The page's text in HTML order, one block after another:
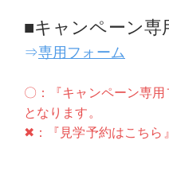
■キャンペーン専
⇒専用フォーム
〇：『キャンペーン専
となります。
✖：『見学予約はこちら